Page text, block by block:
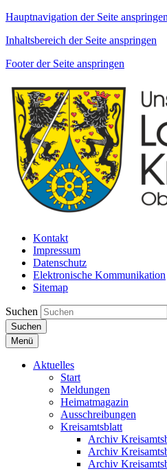
Hauptnavigation der Seite anspringen
Inhaltsbereich der Seite anspringen
Footer der Seite anspringen
Kontakt
Impressum
Datenschutz
Elektronische Kommunikation
Sitemap
Suchen
Suchen
Menü
Aktuelles
Start
Meldungen
Heimatmagazin
Ausschreibungen
Kreisamtsblatt
Archiv
Archiv
Archiv